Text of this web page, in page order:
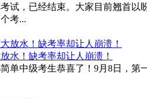
试，已经结束。大家目前翘首
考...
水！缺考率却让人崩溃！
单中级考生恭喜了！9月8日，